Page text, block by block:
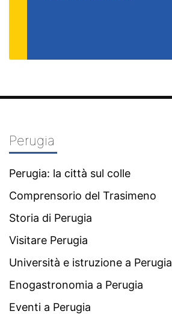
Perugia
Perugia: la città sul colle
Comprensorio del Trasimeno
Storia di Perugia
Visitare Perugia
Università e istruzione a Perugia
Enogastronomia a Perugia
Eventi a Perugia